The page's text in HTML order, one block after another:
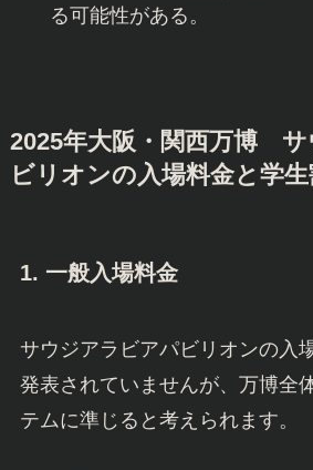
る可能性がある。
2025年大阪・関西万博
ビリオンの入場料金と学
1. 一般入場料金
サウジアラビアパビリオンの入
発表されていませんが、万博全
テムに準じると考えられます。